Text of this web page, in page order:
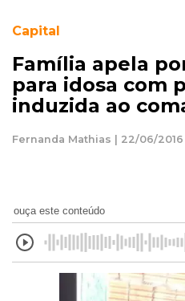
Capital
Família apela
para idosa com
induzida ao
Fernanda Mathias | 22/06/2016
ouça este conteúdo